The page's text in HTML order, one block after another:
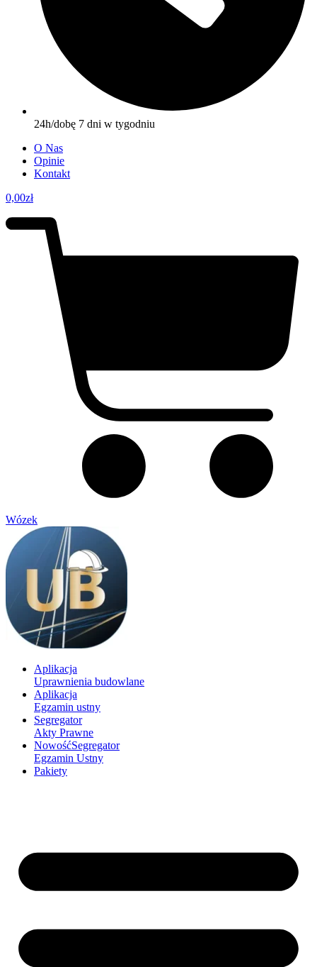
24h/dobę 7 dni w tygodniu
O Nas
Opinie
Kontakt
0,00zł
Wózek
Aplikacja
Uprawnienia budowlane
Aplikacja
Egzamin ustny
Segregator
Akty Prawne
NowośćSegregator
Egzamin Ustny
Pakiety